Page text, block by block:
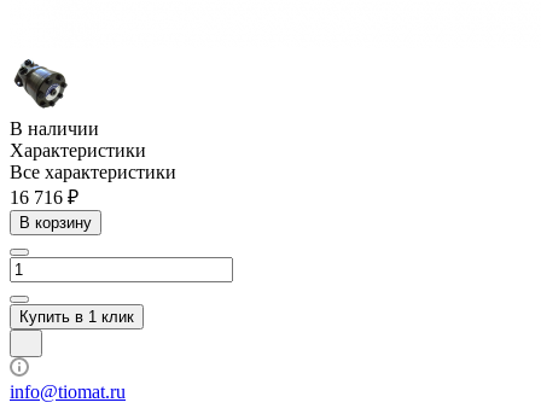
В наличии
Характеристики
Все характеристики
16 716 ₽
В корзину
Купить в 1 клик
info@tiomat.ru